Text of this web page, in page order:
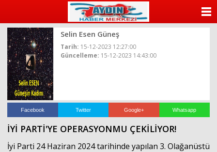
beylikdüzü
escort
bayan
beylikdüzü
escort
beylikdüzü
escort
beylikdüzü
escort
beylikdüzü
escort
beylikdüzü
escort
beylikdüzü
escort
Selin Esen Güneş
Tarih: 15-12-2023 12:27:00
Güncelleme: 15-12-2023 14:43:00
Facebook Twitter Google+ Whatsapp
İYİ PARTİ'YE OPERASYONMU ÇEKİLİYOR!
İyi Parti 24 Haziran 2024 tarihinde yapılan 3. Olağanüstü
YAZARLAR
VİDEO GALERİ